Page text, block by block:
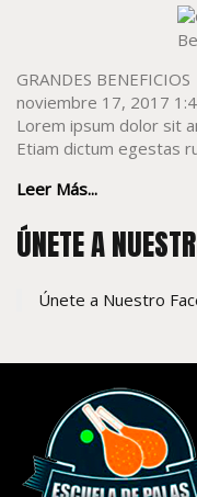
GRANDES BENEFICIOS
noviembre 17, 2017
Lorem ipsum dolor sit
Etiam dictum egestas
Leer Más...
ÚNETE A
Únete a Nuestro